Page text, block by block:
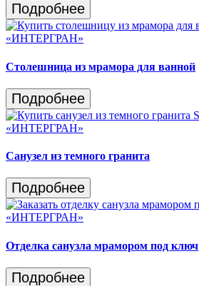
Подробнее
Столешница из мрамора для ванной
Подробнее
Санузел из темного гранита
Подробнее
Отделка санузла мрамором под ключ
Подробнее